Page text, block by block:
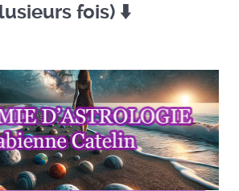
fois) ​⬇️​